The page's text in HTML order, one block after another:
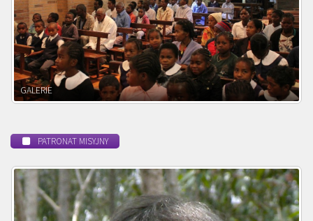
POWOŁANIE MISYJNE
PATRONAT MISYJNY